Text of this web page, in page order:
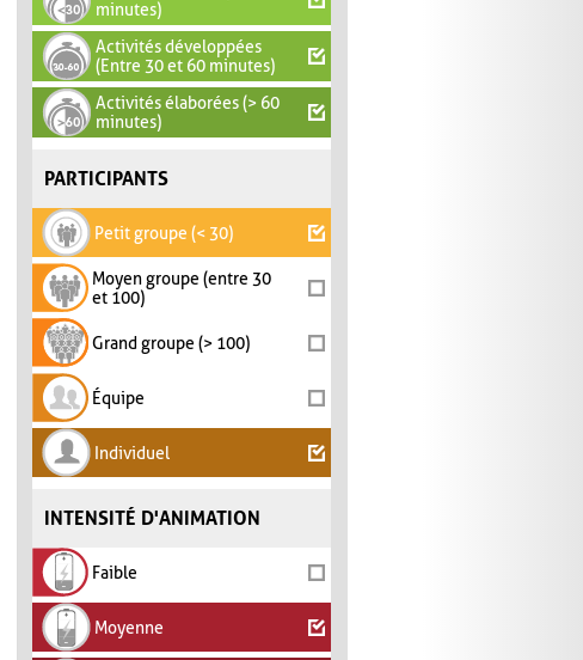
minutes)
Activités développées
(Entre 30 et 60 minutes)
Activités élaborées (> 60
minutes)
PARTICIPANTS
Petit groupe (< 30)
Moyen groupe (entre 30
et 100)
Grand groupe (> 100)
Équipe
Individuel
INTENSITÉ D'ANIMATION
Faible
Moyenne